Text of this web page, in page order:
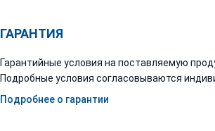
ГАРАНТИЯ
Гарантийные условия на поставляемую
Подробные условия согласовываются
Подробнее о гарантии